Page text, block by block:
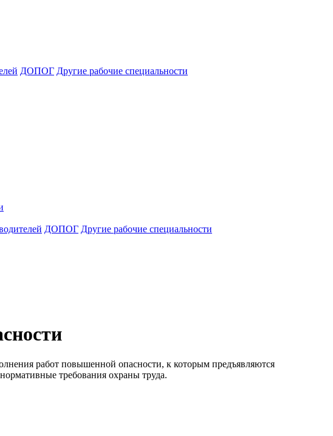
ДОПОГ Другие рабочие специальности
ДОПОГ Другие рабочие специальности
работ повышенной опасности, к которым предъявляются
требования охраны труда.